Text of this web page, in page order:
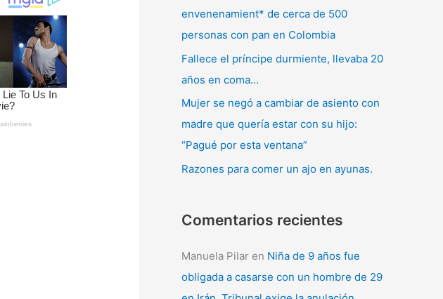
envenenamient* de cerca de 500
personas con pan en Colombia
Fallece el príncipe durmiente, llevaba 20
años en coma…
Mujer se negó a cambiar de asiento con
madre que quería estar con su hijo:
“Pagué por esta ventana”
Razones para comer un ajo en ayunas.
Comentarios recientes
Manuela Pilar en Niña de 9 años fue
obligada a casarse con un hombre de 29